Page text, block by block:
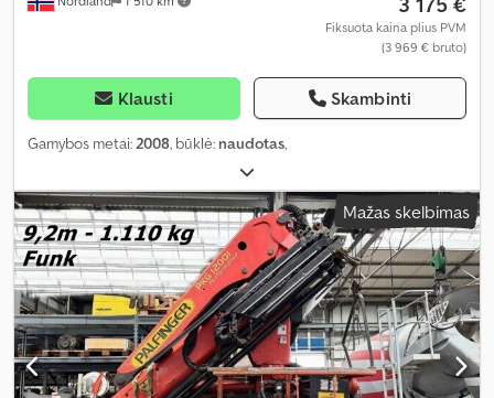
Fiksuota kaina plius PVM
(3 969 € bruto)
Klausti Skambinti
Gamybos metai:2008, būklė: naudotas,
Mažas skelbimas